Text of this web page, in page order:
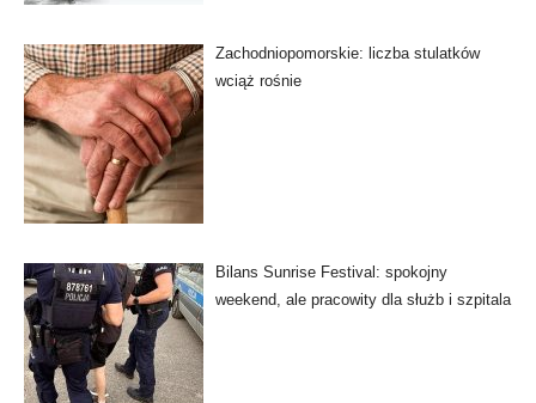
Zachodniopomorskie: liczba stulatków
wciąż rośnie
Bilans Sunrise Festival: spokojny
weekend, ale pracowity dla służb i szpitala